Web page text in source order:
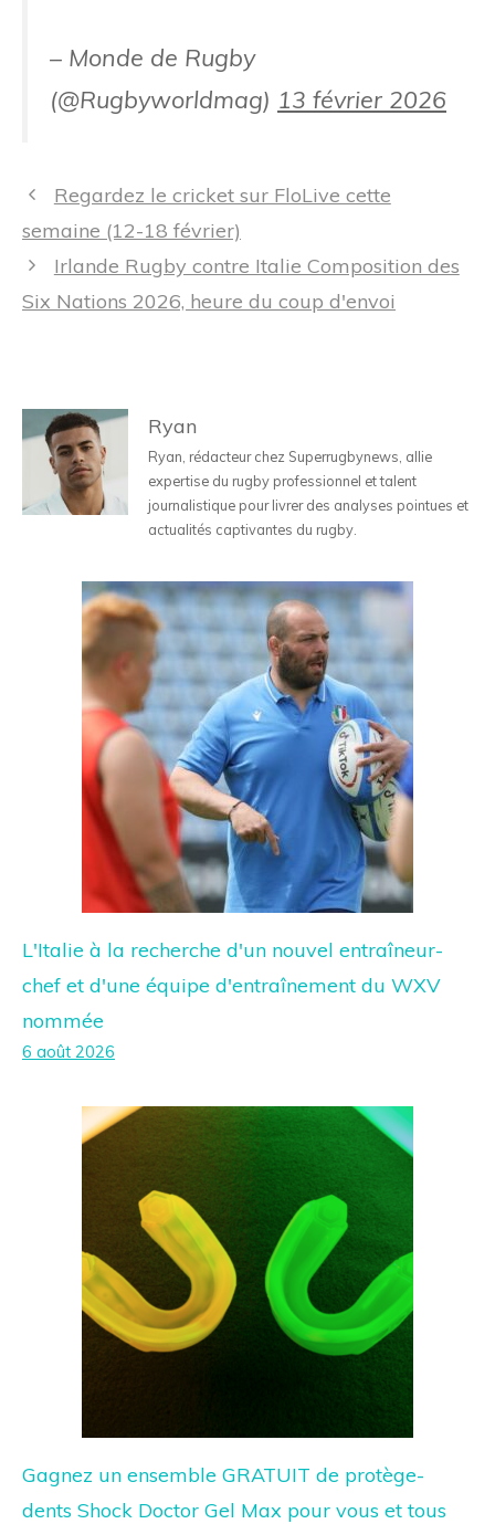
– Monde de Rugby
(@Rugbyworldmag) 13 février 2026
Navigation
des
Regardez le cricket sur FloLive cette
semaine (12-18 février)
Irlande Rugby contre Italie Composition des
Six Nations 2026, heure du coup d'envoi
Ryan
Ryan, rédacteur chez Superrugbynews, allie
expertise du rugby professionnel et talent
journalistique pour livrer des analyses pointues et
actualités captivantes du rugby.
L'Italie à la recherche d'un nouvel entraîneur-
chef et d'une équipe d'entraînement du WXV
nommée
6 août 2026
Gagnez un ensemble GRATUIT de protège-
dents Shock Doctor Gel Max pour vous et tous